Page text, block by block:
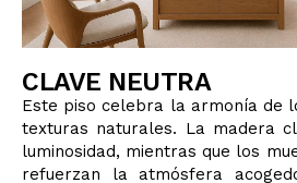
¿CÓMO FUNCIONA?
PROYECTOS
ESPAÑOL
CLAVE NEUTRA
Este piso celebra la armonía de
texturas naturales. La madera
luminosidad, mientras que los
refuerzan la atmósfera